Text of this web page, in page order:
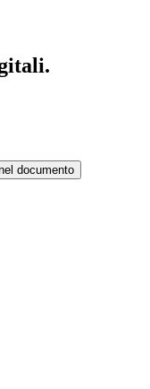
documento